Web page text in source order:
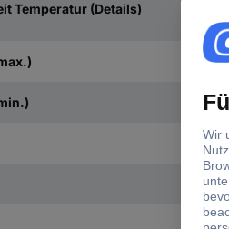
Temperatur (Details)